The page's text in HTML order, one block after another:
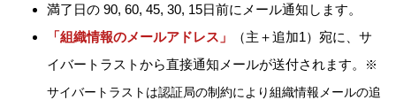
満了日の 90, 60, 45, 30, 15日前にメール通知します。
「組織情報のメールアドレス」
（主＋追加1）宛に、サ
イバートラストから直接通知メールが送付されます。
※
サイバートラストは認証局の制約により組織情報メールの追